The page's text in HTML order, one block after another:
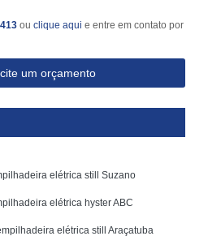
ou clique aqui e entre em contato por
um orçamento
elétrica still Suzano
elétrica hyster ABC
elétrica still Araçatuba